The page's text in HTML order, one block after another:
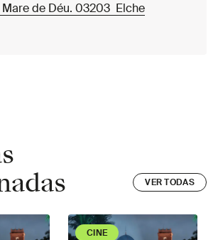
de Déu. 03203 Elche
VER TODAS
CINE